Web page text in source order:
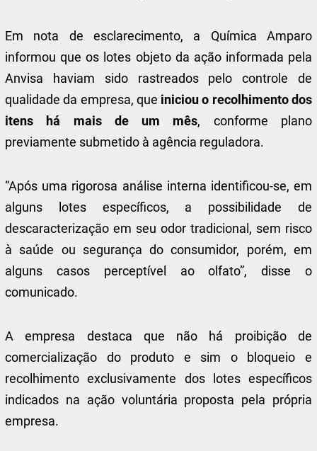
Em nota de esclarecimento, a Química Amparo
informou que os lotes objeto da ação informada pela
Anvisa haviam sido rastreados pelo controle de
qualidade da empresa, que iniciou o recolhimento dos
itens há mais de um mês, conforme plano
previamente submetido à agência reguladora.
“Após uma rigorosa análise interna identificou-se, em
alguns lotes específicos, a possibilidade de
descaracterização em seu odor tradicional, sem risco
à saúde ou segurança do consumidor, porém, em
alguns casos perceptível ao olfato”, disse o
comunicado.
A empresa destaca que não há proibição de
comercialização do produto e sim o bloqueio e
recolhimento exclusivamente dos lotes específicos
indicados na ação voluntária proposta pela própria
empresa.